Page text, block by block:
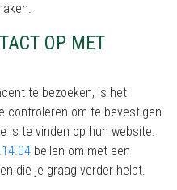
OP MET
te bezoeken, is het
controleren om te bevestigen
is te vinden op hun website.
bellen om met een
die je graag verder helpt.